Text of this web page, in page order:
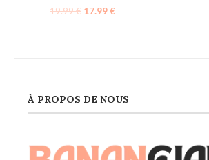
19.99€ 17.99€
À PROPOS DE NOUS